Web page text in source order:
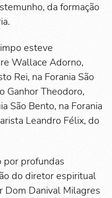
da formação
esteve
Wallace Adorno,
Rei, na Forania São
Ganhor Theodoro,
São Bento, na Forania
Leandro Félix, do
por profundas
do diretor espiritual
Dom Danival Milagres